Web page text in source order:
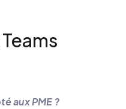
aux PME ?